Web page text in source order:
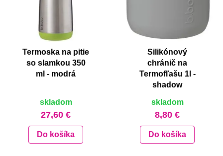
Termoska na pitie
so slamkou 350
ml - modrá
skladom
27,60 €
Do košíka
Silikónový
chránič na
Termofľašu 1l -
shadow
skladom
8,80 €
Do košíka